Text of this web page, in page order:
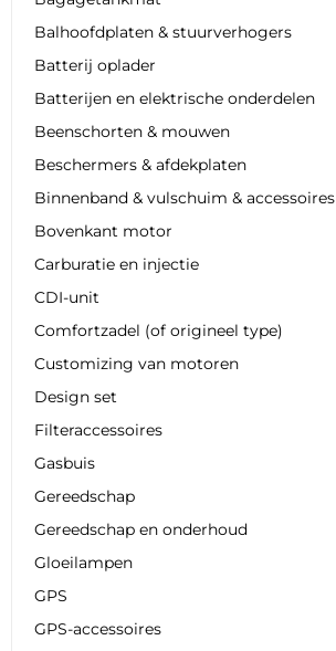
Balhoofdplaten & stuurverhogers
Batterij oplader
Batterijen en elektrische onderdelen
Beenschorten & mouwen
Beschermers & afdekplaten
Binnenband & vulschuim & accessoires
Bovenkant motor
Carburatie en injectie
CDI-unit
Comfortzadel (of origineel type)
Customizing van motoren
Design set
Filteraccessoires
Gasbuis
Gereedschap
Gereedschap en onderhoud
Gloeilampen
GPS
GPS-accessoires